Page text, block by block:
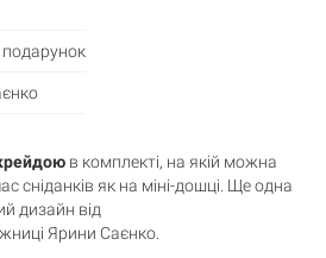
в комплекті, на якій можна
сніданків як на міні-дошці. Ще одна
дизайн від
Ярини Саєнко.